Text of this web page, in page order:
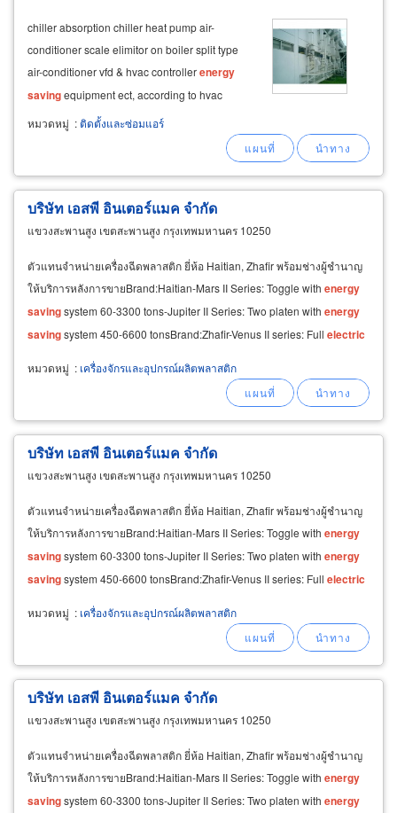
chiller absorption chiller heat pump air-
conditioner scale elimitor on boiler split type
air-conditioner vfd & hvac controllerenergy
savingequipment ect, according to hvac
system ผลงานต่างที่ได้รับการยอมรับ การไฟฟ้า
ฝ่ายผลิตแห่งประเทศไทย สำนักงานใหญ่ใหม่,
หมวดหมู่ :ติดตั้งและซ่อมแอร์
บริษัท เอสพี อินเตอร์แมค จำกัด
แขวงสะพานสูง เขตสะพานสูง กรุงเทพมหานคร 10250
ตัวแทนจำหน่ายเครื่องฉีดพลาสติก ยี่ห้อ Haitian, Zhafir พร้อมช่างผู้ชำนาญ
ให้บริการหลังการขายBrand:Haitian-Mars II Series: Toggle with energy
savingsystem 60-3300 tons-Jupiter II Series: Two platen with energy
savingsystem 450-6600 tonsBrand:Zhafir-Venus II series: Full electric
หมวดหมู่ : เครื่องจักรและอุปกรณ์ผลิตพลาสติก
บริษัท เอสพี อินเตอร์แมค จำกัด
แขวงสะพานสูง เขตสะพานสูง กรุงเทพมหานคร 10250
ตัวแทนจำหน่ายเครื่องฉีดพลาสติก ยี่ห้อ Haitian, Zhafir พร้อมช่างผู้ชำนาญ
ให้บริการหลังการขายBrand:Haitian-Mars II Series: Toggle with energy
savingsystem 60-3300 tons-Jupiter II Series: Two platen with energy
savingsystem 450-6600 tonsBrand:Zhafir-Venus II series: Full electric
หมวดหมู่ : เครื่องจักรและอุปกรณ์ผลิตพลาสติก
บริษัท เอสพี อินเตอร์แมค จำกัด
แขวงสะพานสูง เขตสะพานสูง กรุงเทพมหานคร 10250
ตัวแทนจำหน่ายเครื่องฉีดพลาสติก ยี่ห้อ Haitian, Zhafir พร้อมช่างผู้ชำนาญ
ให้บริการหลังการขายBrand:Haitian-Mars II Series: Toggle with energy
savingsystem 60-3300 tons-Jupiter II Series: Two platen with energy